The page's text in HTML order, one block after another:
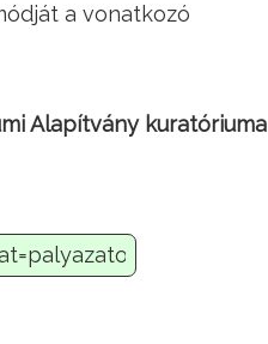
a vonatkozó
Alapítvány kuratóriuma